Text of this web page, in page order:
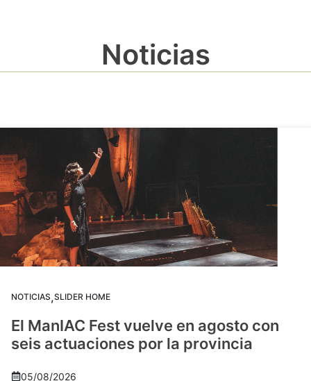
Noticias
NOTICIAS,SLIDER HOME
El ManIAC Fest vuelve en agosto con
seis actuaciones por la provincia
05/08/2026